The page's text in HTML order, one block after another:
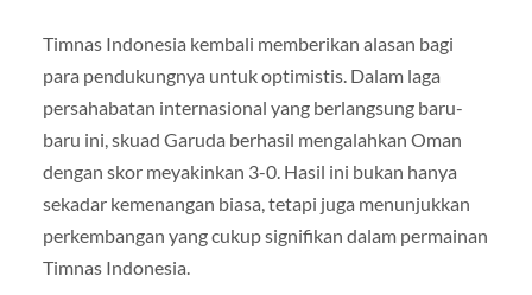
Timnas Indonesia kembali memberikan alasan bagi
para pendukungnya untuk optimistis. Dalam laga
persahabatan internasional yang berlangsung baru-
baru ini, skuad Garuda berhasil mengalahkan Oman
dengan skor meyakinkan 3-0. Hasil ini bukan hanya
sekadar kemenangan biasa, tetapi juga menunjukkan
perkembangan yang cukup signifikan dalam permainan
Timnas Indonesia.